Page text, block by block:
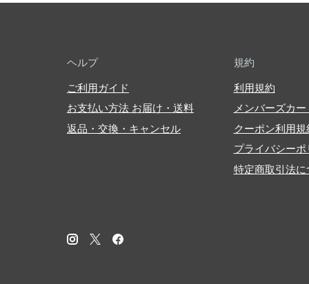
ヘルプ
ご利用ガイド
お支払い方法 お届け・送料
返品・交換・キャンセル
規約
利用規約
メンバーズカ
クーポン利用規
プライバシー
特定商取引法に